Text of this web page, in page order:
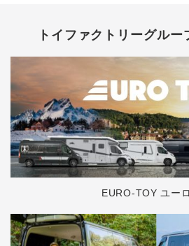
トイファクトリーグルー
EURO-TOY ユー